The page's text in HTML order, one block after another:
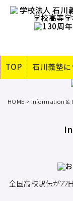
TOP 石川義塾
HOME Information &
全国高校駅伝が22